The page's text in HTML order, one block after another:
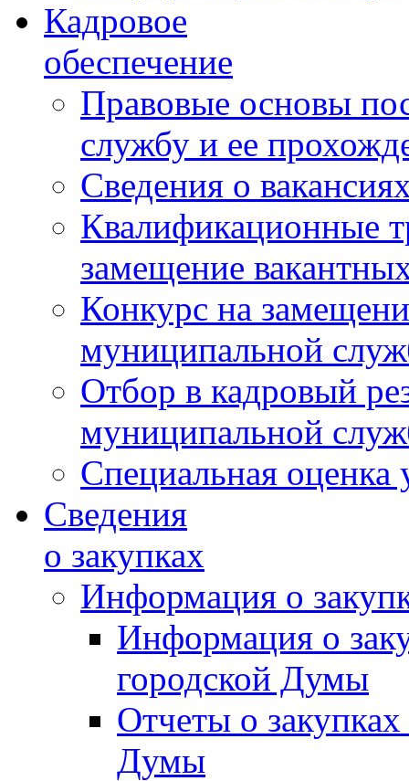
Кадровое
обеспечение
Правовые основы
службу и ее
Сведения о
Квалификационные
замещение
Конкурс на
муниципальной
Отбор в кадровый
муниципальной
Специальная оценка
Сведения
о закупках
Информация о
Информация о
городской Думы
Отчеты о
Думы